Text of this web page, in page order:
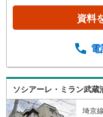
資料
ソシアーレ・ミラン武蔵
埼京